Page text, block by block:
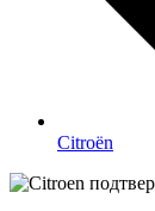
Citroën